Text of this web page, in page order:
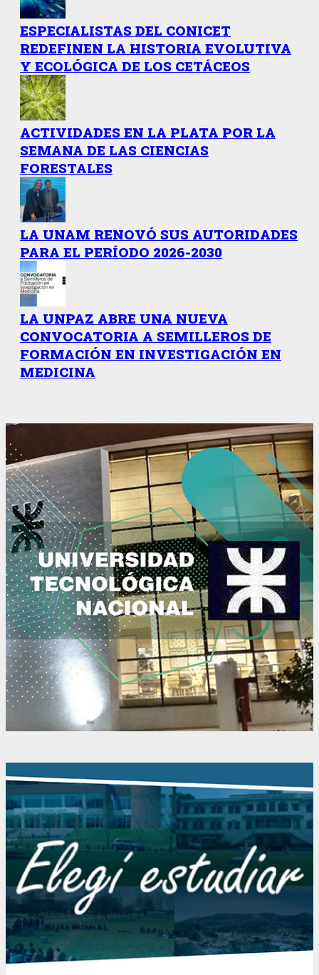
ESPECIALISTAS DEL CONICET
REDEFINEN LA HISTORIA EVOLUTIVA
Y ECOLÓGICA DE LOS CETÁCEOS
ACTIVIDADES EN LA PLATA POR LA
SEMANA DE LAS CIENCIAS
FORESTALES
LA UNAM RENOVÓ SUS AUTORIDADES
PARA EL PERÍODO 2026-2030
LA UNPAZ ABRE UNA NUEVA
CONVOCATORIA A SEMILLEROS DE
FORMACIÓN EN INVESTIGACIÓN EN
MEDICINA